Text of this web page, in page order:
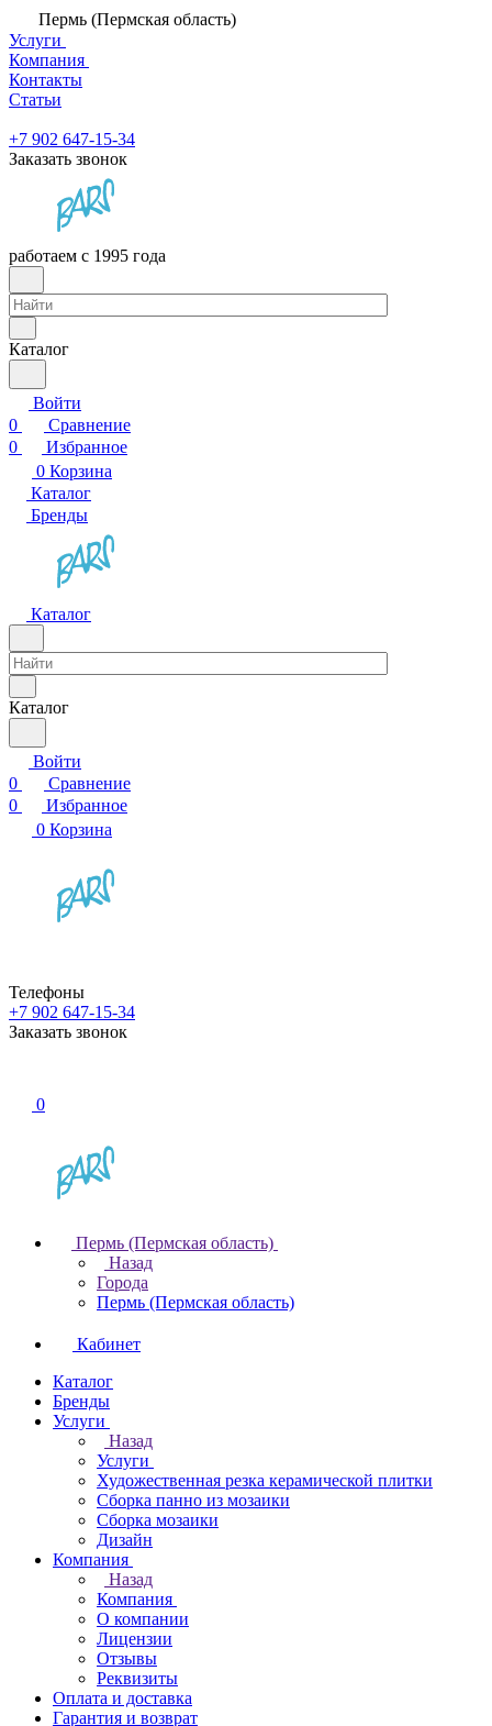
Пермь (Пермская область)
Услуги
Компания
Контакты
Статьи
+7 902 647-15-34
Заказать звонок
работаем с 1995 года
Каталог
Войти
0
Сравнение
0
Избранное
0 Корзина
Каталог
Бренды
Каталог
Каталог
Войти
0
Сравнение
0
Избранное
0 Корзина
Телефоны
+7 902 647-15-34
Заказать звонок
0
Пермь (Пермская область)
Назад
Города
Пермь (Пермская область)
Кабинет
Каталог
Бренды
Услуги
Назад
Услуги
Художественная резка керамической плитки
Сборка панно из мозаики
Сборка мозаики
Дизайн
Компания
Назад
Компания
О компании
Лицензии
Отзывы
Реквизиты
Оплата и доставка
Гарантия и возврат